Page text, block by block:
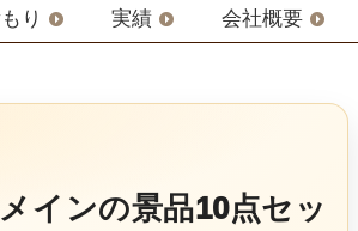
り 実績 会社概要
インの景品10点セッ